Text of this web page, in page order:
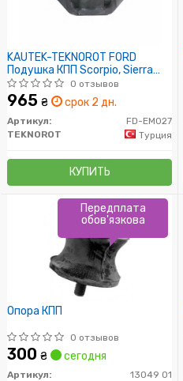
KAUTEK-TEKNOROT FORD
Подушка КПП Scorpio, Sierra
86-
0 отзывов
965 ₴ срок 2 дн.
Артикул:
FD-EM027
TEKNOROT
Турция
КУПИТЬ
Опора КПП
0 отзывов
300 ₴ сегодня
Артикул:
13049 01
Передплата
обов'язкова